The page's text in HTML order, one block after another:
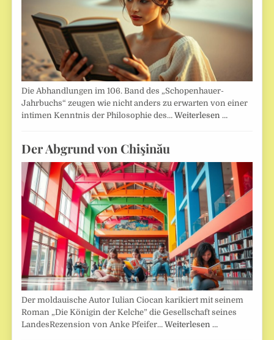
Die Abhandlungen im 106. Band des „Schopenhauer-
Jahrbuchs“ zeugen wie nicht anders zu erwarten von einer
intimen Kenntnis der Philosophie des…Weiterlesen …
Der Abgrund von Chişinău
Der moldauische Autor Iulian Ciocan karikiert mit seinem
Roman „Die Königin der Kelche” die Gesellschaft seines
LandesRezension von Anke Pfeifer…Weiterlesen …